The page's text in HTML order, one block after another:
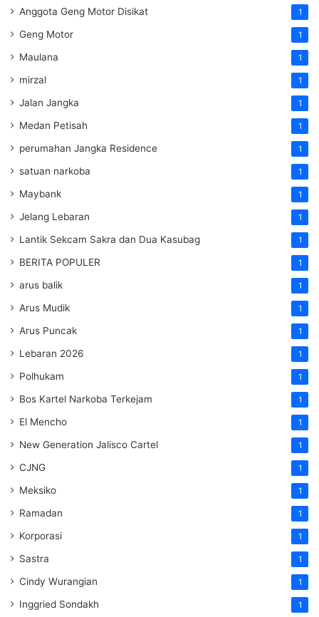
Anggota Geng Motor Disikat 1
Geng Motor 1
Maulana 1
mirzal 1
Jalan Jangka 1
Medan Petisah 1
perumahan Jangka Residence 1
satuan narkoba 1
Maybank 1
Jelang Lebaran 1
Lantik Sekcam Sakra dan Dua Kasubag 1
BERITA POPULER 1
arus balik 1
Arus Mudik 1
Arus Puncak 1
Lebaran 2026 1
Polhukam 1
Bos Kartel Narkoba Terkejam 1
El Mencho 1
New Generation Jalisco Cartel 1
CJNG 1
Meksiko 1
Ramadan 1
Korporasi 1
Sastra 1
Cindy Wurangian 1
Inggried Sondakh 1